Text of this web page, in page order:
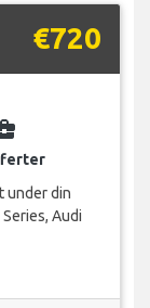
€720
under din
Audi